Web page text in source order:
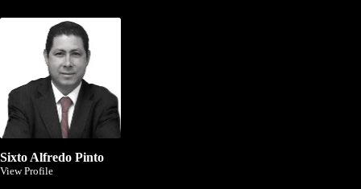
Sixto Alfredo Pinto
View Profile